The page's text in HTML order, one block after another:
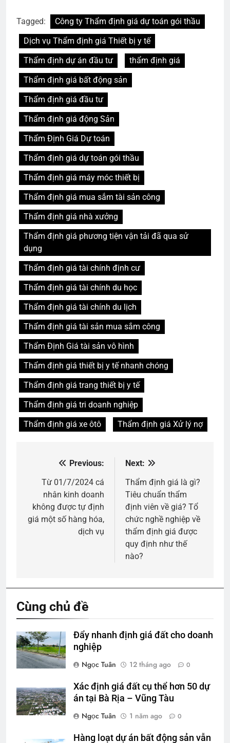
Tagged:
Công ty Thẩm định giá dự toán gói thầu
Dịch vụ Thẩm định giá Thiết bị y tế
Thẩm định dự án đầu tư
thẩm định giá
Thẩm định giá bất động sản
Thẩm định giá đầu tư
Thẩm định giá động Sản
Thẩm Định Giá Dự toán
Thẩm định giá dự toán gói thầu
Thẩm định giá máy móc thiết bị
Thẩm định giá mua sắm tài sản công
Thẩm định giá nhà xưởng
Thẩm định giá phương tiện vận tải đã qua sử
dụng
Thẩm định giá tài chính định cư
Thẩm định giá tài chính du học
Thẩm định giá tài chính du lịch
Thẩm định giá tài sản mua sắm công
Thẩm Định Giá tài sản vô hình
Thẩm định giá thiết bị y tế nhanh chóng
Thẩm định giá trang thiết bị y tế
Thẩm định giá tri doanh nghiệp
Thẩm định giá xe ôtô
Thẩm định giá Xử lý nợ
hướng
bài
viết
Previous:
Từ 01/7/2024 cá
nhân kinh doanh
không được tự định
giá một số hàng hóa,
dịch vụ
Next:
Thẩm định giá là gì?
Tiêu chuẩn thẩm
định viên về giá? Tổ
chức nghề nghiệp về
thẩm định giá được
quy định như thế
nào?
Cùng chủ đề
Đẩy nhanh định giá đất cho doanh
nghiệp
Ngọc Tuân
12 tháng ago 0
Xác định giá đất cụ thể hơn 50 dự
án tại Bà Rịa – Vũng Tàu
Ngọc Tuân
1 năm ago 0
Hàng loạt dự án bất động sản vẫn